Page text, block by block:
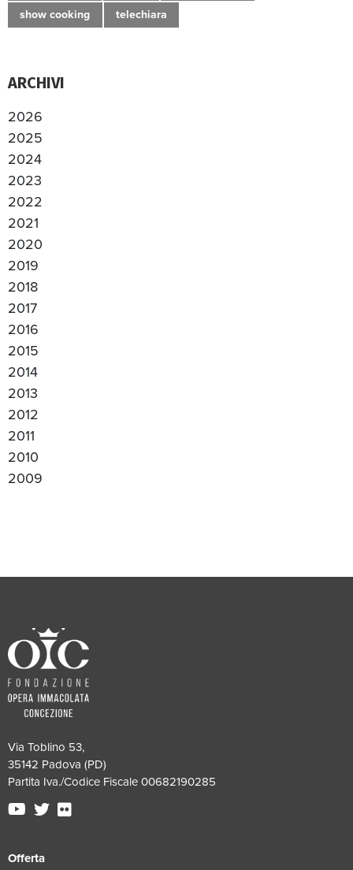
show cooking telechiara
ARCHIVI
2026
2025
2024
2023
2022
2021
2020
2019
2018
2017
2016
2015
2014
2013
2012
2011
2010
2009
Via Toblino 53,
35142 Padova (PD)
Partita Iva./Codice Fiscale 00682190285
Offerta